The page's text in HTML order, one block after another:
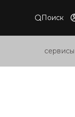
Поиск
сервисы